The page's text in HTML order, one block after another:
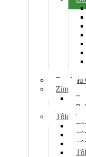
Bandeau
Zinc
Tôle plane